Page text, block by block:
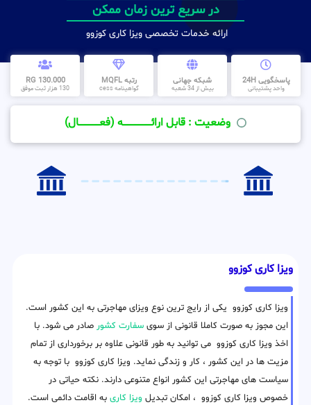
در سریع ترین زمان ممکن
ارائه خدمات تخصصی ویزا کاری کوزوو
پاسخگویی 24H
واحد پشتیبانی
شبکه جهانی
بیش از 34 شعبه
رتبه MQFL
گواهینامه cess
130.000 RG
130 هزار ثبت موفق
وضعیت : قابل ارائــــــــــــــــــــه (فعـــــــــــــــال)
ویزا کاری کوزوو
ویزا کاری کوزوو یکی از رایج ترین نوع ویزای مهاجرتی به این کشور است.
این مجوز به صورت کاملا قانونی از سوی سفارت کشور صادر می شود. با
اخذ ویزا کاری کوزوو می توانید به طور قانونی علاوه بر برخورداری از تمام
مزیت ها در این کشور ، کار و زندگی نماید. ویزا کاری کوزوو با توجه به
سیاست های مهاجرتی این کشور انواع متنوعی دارند. نکته حیاتی در
خصوص ویزا کاری کوزوو ، امکان تبدیل ویزا کاری به اقامت دائمی است.